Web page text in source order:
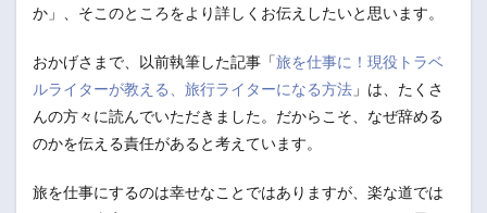
か」、そこのところをより詳しくお伝えしたいと思います。
おかげさまで、以前執筆した記事「旅を仕事に！現役トラベ
ルライターが教える、旅行ライターになる方法 」は、たくさ
んの方々に読んでいただきました。だからこそ、なぜ辞める
のかを伝える責任があると考えています。
旅を仕事にするのは幸せなことではありますが、楽な道では